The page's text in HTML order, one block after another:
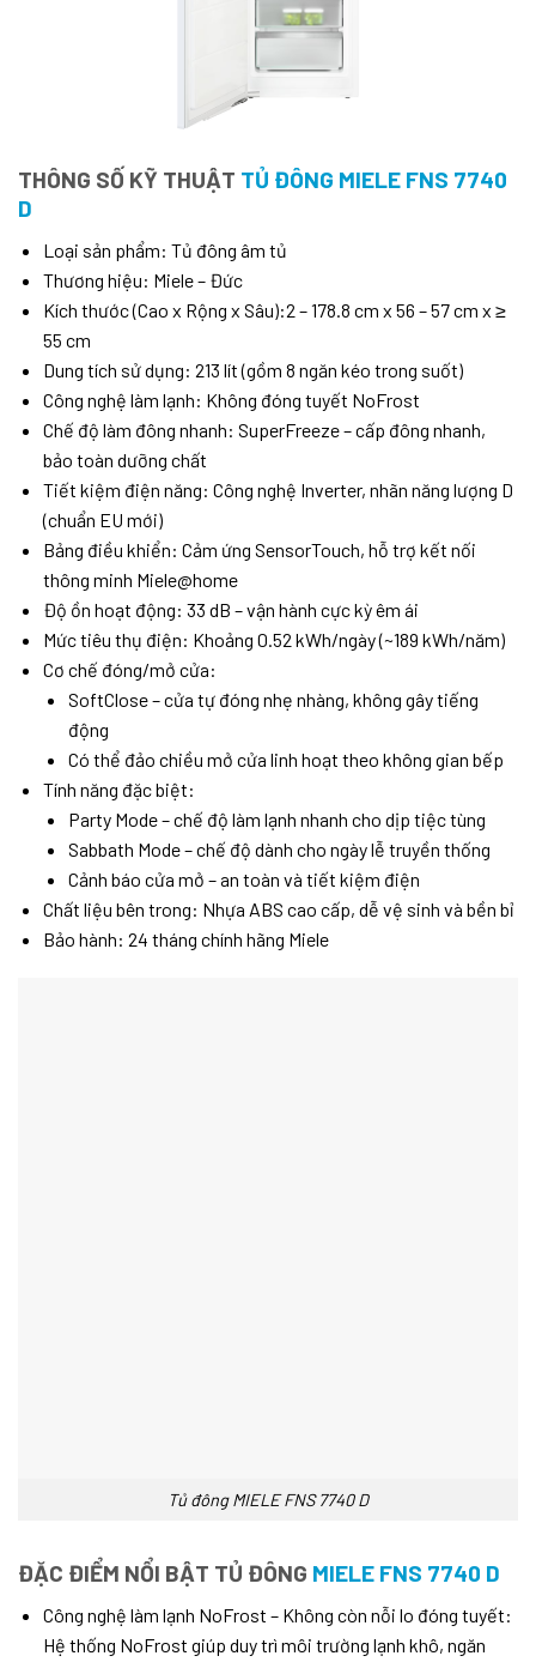
THÔNG SỐ KỸ THUẬT TỦ ĐÔNG MIELE FNS 7740
D
Loại sản phẩm: Tủ đông âm tủ
Thương hiệu: Miele – Đức
Kích thước (Cao x Rộng x Sâu):2 – 178.8 cm x 56 – 57 cm x ≥
55 cm
Dung tích sử dụng: 213 lít (gồm 8 ngăn kéo trong suốt)
Công nghệ làm lạnh: Không đóng tuyết NoFrost
Chế độ làm đông nhanh: SuperFreeze – cấp đông nhanh,
bảo toàn dưỡng chất
Tiết kiệm điện năng: Công nghệ Inverter, nhãn năng lượng D
(chuẩn EU mới)
Bảng điều khiển: Cảm ứng SensorTouch, hỗ trợ kết nối
thông minh Miele@home
Độ ồn hoạt động: 33 dB – vận hành cực kỳ êm ái
Mức tiêu thụ điện: Khoảng 0.52 kWh/ngày (~189 kWh/năm)
Cơ chế đóng/mở cửa:
SoftClose – cửa tự đóng nhẹ nhàng, không gây tiếng
động
Có thể đảo chiều mở cửa linh hoạt theo không gian bếp
Tính năng đặc biệt:
Party Mode – chế độ làm lạnh nhanh cho dịp tiệc tùng
Sabbath Mode – chế độ dành cho ngày lễ truyền thống
Cảnh báo cửa mở – an toàn và tiết kiệm điện
Chất liệu bên trong: Nhựa ABS cao cấp, dễ vệ sinh và bền bỉ
Bảo hành: 24 tháng chính hãng Miele
Tủ đông MIELE FNS 7740 D
ĐẶC ĐIỂM NỔI BẬT TỦ ĐÔNG MIELE FNS 7740 D
Công nghệ làm lạnh NoFrost – Không còn nỗi lo đóng tuyết:
Hệ thống NoFrost giúp duy trì môi trường lạnh khô, ngăn